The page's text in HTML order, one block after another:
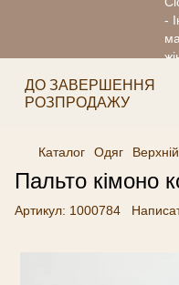
ДО ЗАВЕРШЕННЯ
РОЗПРОДАЖУ
Каталог Одяг
Пальто кімоно
Артикул: 1000784